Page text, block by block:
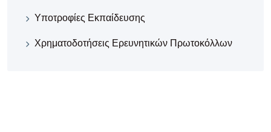
Υποτροφίες Εκπαίδευσης
Χρηματοδοτήσεις Ερευνητικών Πρωτοκόλλων